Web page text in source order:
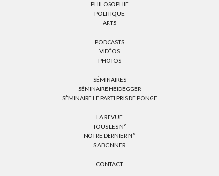
PHILOSOPHIE
POLITIQUE
ARTS
PODCASTS
VIDÉOS
PHOTOS
SÉMINAIRES
SÉMINAIRE HEIDEGGER
SÉMINAIRE LE PARTI PRIS DE PONGE
LA REVUE
TOUS LES N°
NOTRE DERNIER N°
S’ABONNER
CONTACT